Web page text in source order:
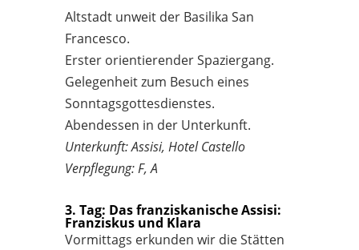
Altstadt unweit der Basilika San
Francesco.
Erster orientierender Spaziergang.
Gelegenheit zum Besuch eines
Sonntagsgottesdienstes.
Abendessen in der Unterkunft.
Unterkunft: Assisi, Hotel Castello
Verpflegung: F, A
3. Tag: Das franziskanische Assisi:
Franziskus und Klara
Vormittags erkunden wir die Stätten